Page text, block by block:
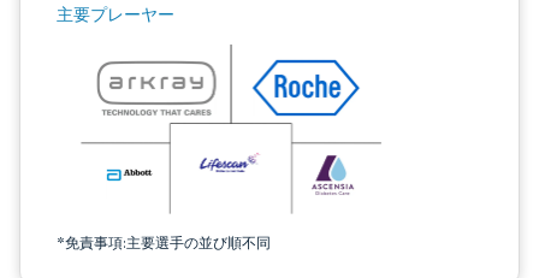
主要プレーヤー
*免責事項:主要選手の並び順不同
画像 © Mordor Intelligence。再利用にはCC BY 4.0の表示が必要です。